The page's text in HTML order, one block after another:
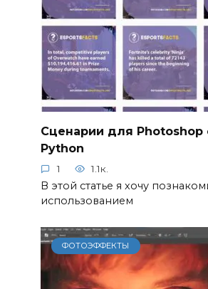
Сценарии для
Python
1 1.1к.
В этой статье я хочу
использованием
ФОТОЭФФЕКТЫ